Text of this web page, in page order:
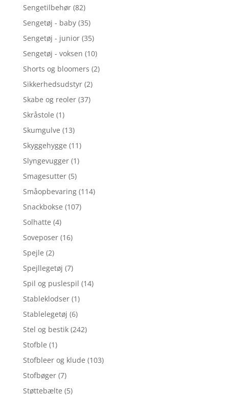
Sengetilbehør (82)
Sengetøj - baby (35)
Sengetøj - junior (35)
Sengetøj - voksen (10)
Shorts og bloomers (2)
Sikkerhedsudstyr (2)
Skabe og reoler (37)
Skråstole (1)
Skumgulve (13)
Skyggehygge (11)
Slyngevugger (1)
Smagesutter (5)
Småopbevaring (114)
Snackbokse (107)
Solhatte (4)
Soveposer (16)
Spejle (2)
Spejllegetøj (7)
Spil og puslespil (14)
Stableklodser (1)
Stablelegetøj (6)
Stel og bestik (242)
Stofble (1)
Stofbleer og klude (103)
Stofbøger (7)
Støttebælte (5)